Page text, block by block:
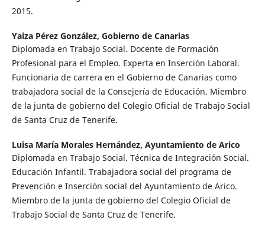
2015.
Yaiza Pérez González, Gobierno de Canarias
Diplomada en Trabajo Social. Docente de Formación
Profesional para el Empleo. Experta en Inserción Laboral.
Funcionaria de carrera en el Gobierno de Canarias como
trabajadora social de la Consejería de Educación. Miembro
de la junta de gobierno del Colegio Oficial de Trabajo Social
de Santa Cruz de Tenerife.
Luisa María Morales Hernández, Ayuntamiento de Arico
Diplomada en Trabajo Social. Técnica de Integración Social.
Educación Infantil. Trabajadora social del programa de
Prevención e Inserción social del Ayuntamiento de Arico.
Miembro de la junta de gobierno del Colegio Oficial de
Trabajo Social de Santa Cruz de Tenerife.